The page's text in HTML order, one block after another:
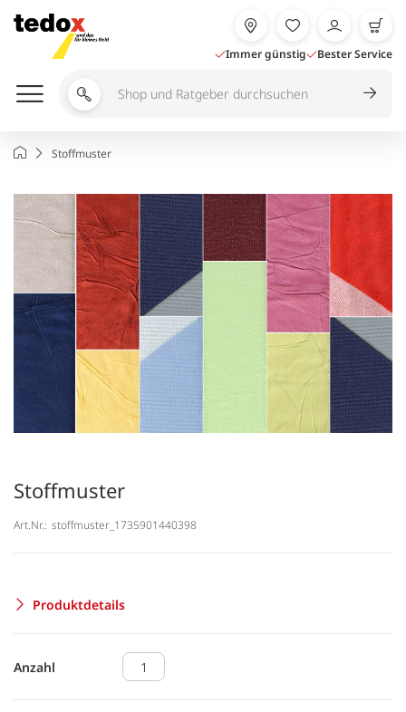
Inhalt
springen
Immer günstig Bester Service
Shop
Ratgeber
StartseiteStoffmuster
Stoffmuster
Art.Nr.: stoffmuster_1735901440398
Produktdetails
Anzahl